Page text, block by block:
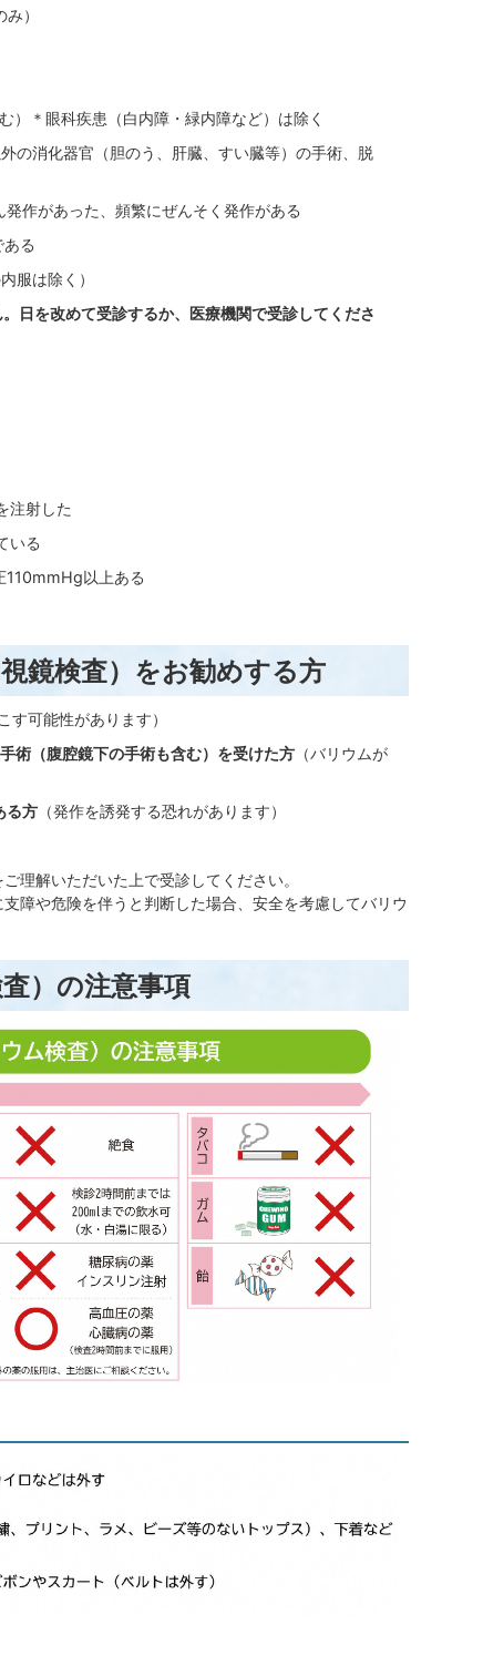
）
）＊眼科疾患（白内障・緑内障など）は除く
の消化器官（胆のう、肝臓、すい臓等）の手術、脱
作があった、頻繁にぜんそく発作がある
る
服は除く）
日を改めて受診するか、医療機関で受診してくださ
注射した
いる
110mmHg以上ある
鏡検査）をお勧めする方
す可能性があります）
術（腹腔鏡下の手術も含む）を受けた方 （バリウムが
る方 （発作を誘発する恐れがあります）
理解いただいた上で受診してください。
障や危険を伴うと判断した場合、安全を考慮してバリウ
）の注意事項